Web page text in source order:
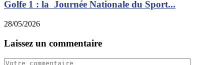
Golfe 1 : la Journée Nationale du Sport...
28/05/2026
Laissez un commentaire